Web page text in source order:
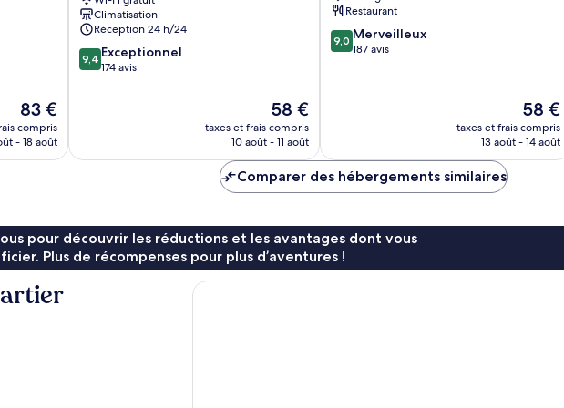
Le
nouveau
prix
83 €
compris
- 18 août
historique
Climatisation
Réception 24 h/24
9.4
sur
9,4 Exceptionnel
174 avis
Le
nouveau
prix
de
58 €
58 €
taxes et frais compris
10 août - 11 août
Restaurant
9.0
sur
9,0 Merveilleux
187 avis
Le
nouveau
prix
58 €
taxes et frais compris
13 août - 14 août
Comparer des hébergements similaires
pour découvrir les réductions et les avantages dont vous
Plus de récompenses pour plus d’aventures !